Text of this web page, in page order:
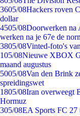
3605/08Hackers roven
dollar
4505/08Doorwerken na
werken na je 67e de
3805/08Vinted-foto's
105/08Nieuwe XBOX
maand augustus
5005/08Van den Brink
spreidingswet
1805/08Iran overweegt
Hormuz
305/08EA Sports FC 27